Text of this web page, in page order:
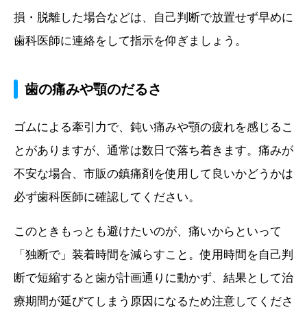
損・脱離した場合などは、自己判断で放置せず早めに
歯科医師に連絡をして指示を仰ぎましょう。
歯の痛みや顎のだるさ
ゴムによる牽引力で、鈍い痛みや顎の疲れを感じるこ
とがありますが、通常は数日で落ち着きます。痛みが
不安な場合、市販の鎮痛剤を使用して良いかどうかは
必ず歯科医師に確認してください。
このときもっとも避けたいのが、痛いからといって
「独断で」装着時間を減らすこと。使用時間を自己判
断で短縮すると歯が計画通りに動かず、結果として治
療期間が延びてしまう原因になるため注意してくださ